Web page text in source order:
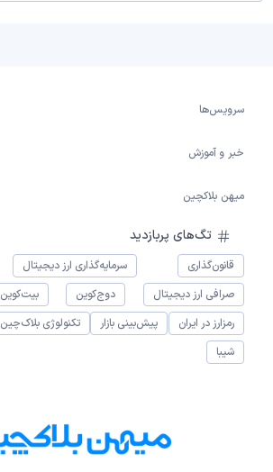
سرویس‌ها
خبر و آموزش
میهن بلاکچین
تگ‌های پربازدید
قانون‌گذاری سرمایه‌گذاری ارز دیجیتال
صرافی ارز دیجیتال
دوج‌کوین بیت‌کوین
رمزارز در ایران
پیش‌بینی بازار تکنولوژی بلاک‌چین
شیبا